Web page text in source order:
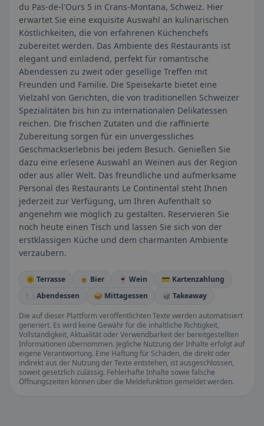
du Pas-de-l'Ours 5 in Crans-Montana, Schweiz. Hier
erwartet Sie eine exquisite Auswahl an kulinarischen
Köstlichkeiten, die von erfahrenen Küchenchefs
zubereitet werden. Das Ambiente des Restaurants ist
elegant und einladend, perfekt für romantische
Abendessen zu zweit oder gesellige Treffen mit
Freunden und Familie. Die Speisekarte bietet eine
Vielzahl von Gerichten, die von traditionellen Schweizer
Spezialitäten bis hin zu internationalen Delikatessen
reichen. Die frischen Zutaten und die raffinierte
Zubereitung sorgen für ein unvergessliches
Geschmackserlebnis bei jedem Besuch. Genießen Sie
dazu eine erlesene Auswahl an Weinen aus der Region
oder aus aller Welt. Das freundliche und aufmerksame
Personal des Restaurants Le Continental steht Ihnen
jederzeit zur Verfügung, um Ihren Aufenthalt so
angenehm wie möglich zu gestalten. Reservieren Sie
noch heute einen Tisch und lassen Sie sich von der
erstklassigen Küche und dem charmanten Ambiente
verzaubern.
🌞 Terrasse 🍺 Bier 🍷 Wein
💳 Kartenzahlung
🍽️ Abendessen
🥪 Mittagessen
🥡 Takeaway
Die auf dieser Plattform veröffentlichten Texte werden automatisiert
generiert. Es wird keine Gewähr für die inhaltliche Richtigkeit,
Vollständigkeit, Aktualität oder Verwendbarkeit der bereitgestellten
Informationen übernommen. Jegliche Nutzung der Inhalte erfolgt auf
eigene Verantwortung. Eine Haftung für Schäden, die direkt oder
indirekt aus der Nutzung der Texte entstehen, ist ausgeschlossen,
soweit gesetzlich zulässig. Fehlerhafte Inhalte sowie falsche
Öffnungszeiten können über die Meldefunktion gemeldet werden.